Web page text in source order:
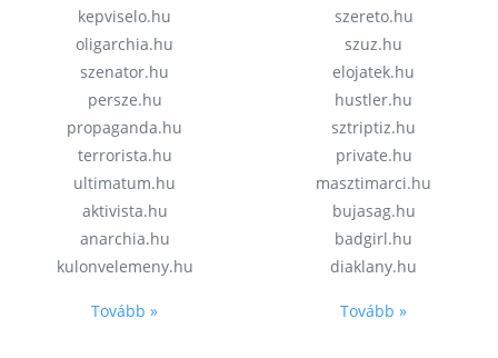
kepviselo.hu
oligarchia.hu
szenator.hu
persze.hu
propaganda.hu
terrorista.hu
ultimatum.hu
aktivista.hu
anarchia.hu
kulonvelemeny.hu
Tovább »
szereto.hu
szuz.hu
elojatek.hu
hustler.hu
sztriptiz.hu
private.hu
masztimarci.hu
bujasag.hu
badgirl.hu
diaklany.hu
Tovább »